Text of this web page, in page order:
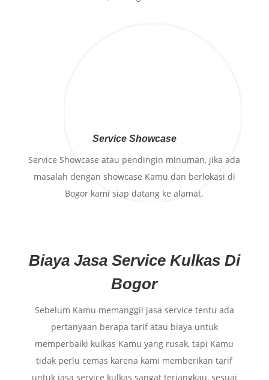
Service Showcase
Service Showcase atau pendingin minuman, jika ada
masalah dengan showcase Kamu dan berlokasi di
Bogor kami siap datang ke alamat.
Biaya Jasa Service Kulkas Di
Bogor
Sebelum Kamu memanggil jasa service tentu ada
pertanyaan berapa tarif atau biaya untuk
memperbaiki kulkas Kamu yang rusak, tapi Kamu
tidak perlu cemas karena kami memberikan tarif
untuk jasa service kulkas sangat terjangkau, sesuai